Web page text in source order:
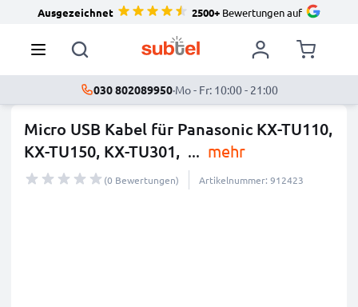
Ausgezeichnet 2500+Bewertungen auf
030 802089950·Mo - Fr: 10:00 - 21:00
Micro USB Kabel für Panasonic KX-TU110,
KX-TU150, KX-TU301, ... mehr
(0 Bewertungen) Artikelnummer: 912423